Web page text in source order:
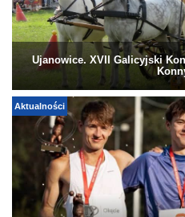
Ujanowice. XVII Galicyjski
Aktualności